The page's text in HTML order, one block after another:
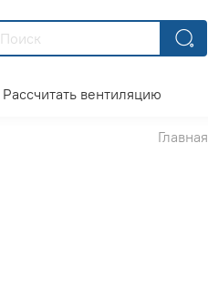
Рассчитать вентиляцию
Главная